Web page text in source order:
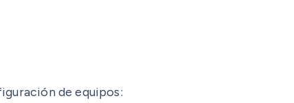
de equipos: